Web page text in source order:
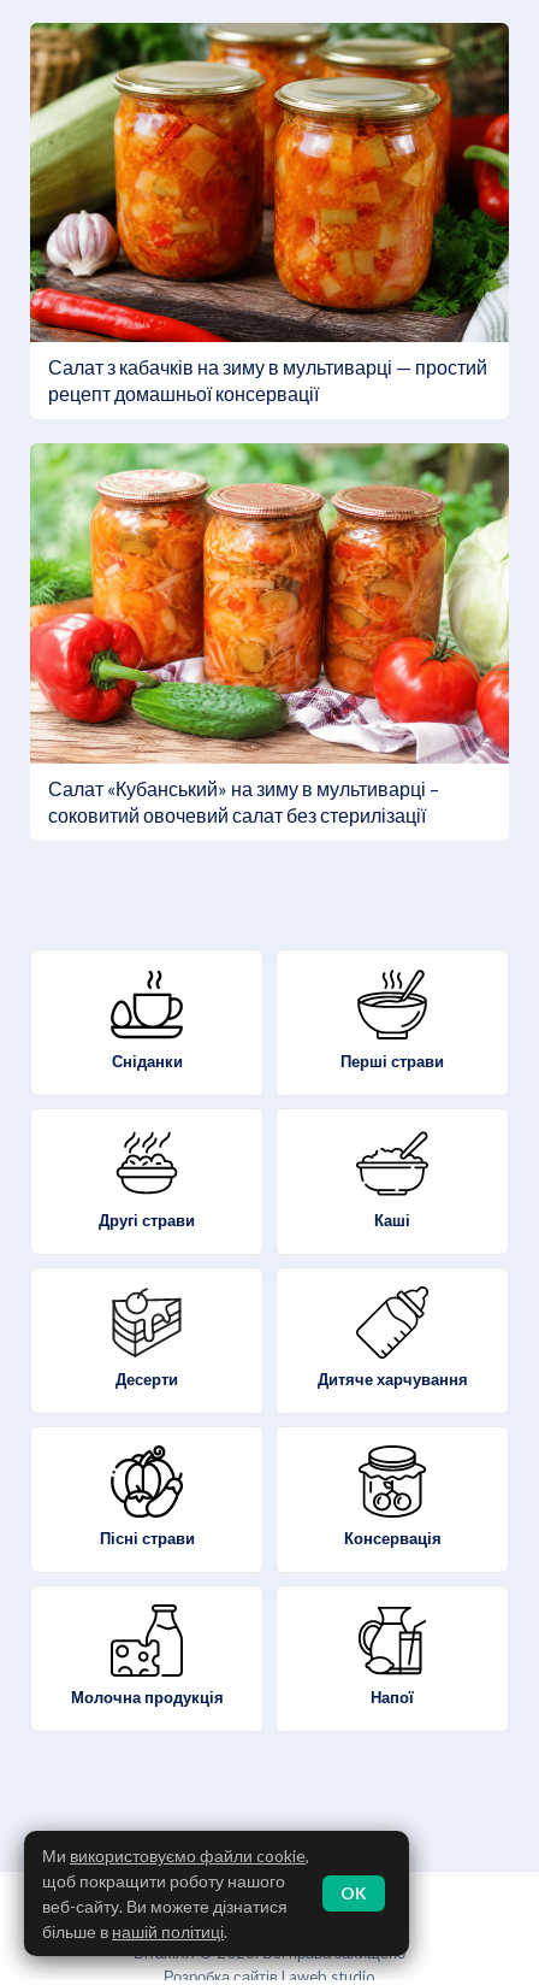
Салат з кабачків на зиму в мультиварці — простий
рецепт домашньої консервації
Салат «Кубанський» на зиму в мультиварці –
соковитий овочевий салат без стерилізації
Сніданки Перші страви
Другі страви Каші
Десерти Дитяче харчування
Пісні страви Консервація
Молочна продукція Напої
Політика конфіденційності
Використання Cookies
Вітахілл © 2026. Всі права захищено
Розробка сайтівLaweb studio
Ми використовуємо файли cookie,
щоб покращити роботу нашого
веб-сайту. Ви можете дізнатися
більше в нашій політиці.
OK